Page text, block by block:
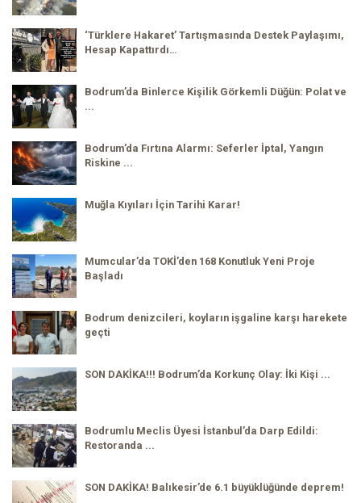
‘Türklere Hakaret’ Tartışmasında Destek Paylaşımı,
Hesap Kapattırdı…
Bodrum’da Binlerce Kişilik Görkemli Düğün: Polat ve
...
Bodrum’da Fırtına Alarmı: Seferler İptal, Yangın
Riskine ...
Muğla Kıyıları İçin Tarihi Karar!
Mumcular’da TOKİ’den 168 Konutluk Yeni Proje
Başladı
Bodrum denizcileri, koyların işgaline karşı harekete
geçti
SON DAKİKA!!! Bodrum’da Korkunç Olay: İki Kişi ...
Bodrumlu Meclis Üyesi İstanbul’da Darp Edildi:
Restoranda ...
SON DAKİKA! Balıkesir’de 6.1 büyüklüğünde deprem!